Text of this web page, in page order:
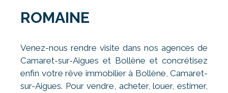
ROMAINE
Venez-nous rendre visite dans nos agences de
Camaret-sur-Aigues et Bollène et concrétisez
enfin votre rêve immobilier à Bollène, Camaret-
sur-Aigues. Pour vendre, acheter, louer, estimer,